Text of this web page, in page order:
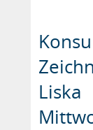
Liska